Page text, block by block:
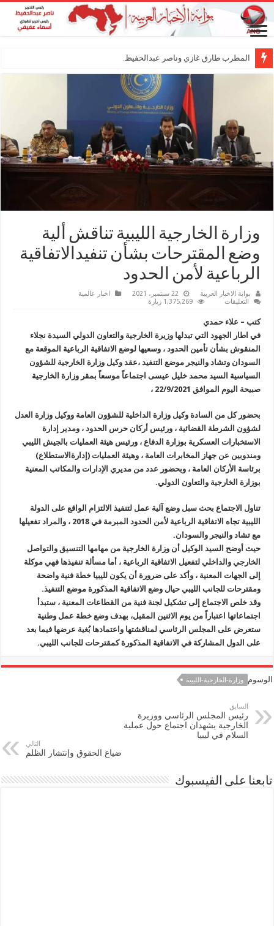
المطرب طارق غازي وناصر عبدالحفيظ.. شراكة ف
وزارة الخارجية الليبية تناقش ألية
وضع المقترحات بشأن تنفيدالاتفاقية
الرباعية لأمن الحدود
بوابة الاخبار العربية 22 سبتمبر، 2021
اخبار عالمية
التعليقات
الليبية
تناقش
ألية
وضع
المقترحات
بشأن
تنفيدالاتفاقية
الرباعية
لأمن
الحدود
1,375,269 زيارة
كتب – علاء حمدي
في اطار الجهود التي تبدلها وزيرة الخارجية والتعاون الدولي السيدة نجلاء
المنقوش بشأن تأمين الحدود ، وسعيها لوضع الاتفاقية الرباعية الموقعة مع
السودان وتشاد والنيجر موضع التنفيد ،عقد وكيل وزارة الخارجية للشؤون
السياسية السيد محمد خليل عيسى اجتماعاً موسعاً بمقر وزارة الخارجية
صبيحة اليوم الموافق 22/9/2021 ،
بحضور كل من السادة وكيل وزارة الداخلية للشؤون العامة ووكيل وزارة العدل
لشؤون الشرطة القضائية ، ورئيس أركان حرس الحدود ، ومدير إدارة
الاستخبارات العسكرية بوزارة الدفاع ، ورئيس هيئة العمليات بالجيش الليبي
ومندوبين عن جهاز المخابرات العامة ، وهيئة العمليات (إدارةالاستطلاع)
برئاسة الأركان العامة ، وبحضور عدد من مديري الإدارات والمكاتب المعنية
بوزارة الخارجية والتعاون الدولي.
تناول الاجتماع بحث سبل وضع آلية عمل لتنفيذ الالتزام الواقع على الدولة
الليبية تجاه الاتفاقية الرباعية لأمن الحدود المبرمة في 2018 ، والمراد تفعيلها
مع تشاد والنيجر والسودان.
حيث أوضح السيد الوكيل أن وزارة الخارجية من مهامها التنسيق والتواصل
الخارجي والداخلي لتفعيل الاتفاقية الرباعية ، أما مسألة تنفيذها فهي موكلة
إلى الجهات المعنية ، وأكد على ضرورة أن يكون لليبيا خطة فنية واضحة
ومقترحات للجانب الليبي حيال وضع الاتفاقية المذكورة موضع التنفيذ.
وقد خلص الاجتماع إلى تشكيل لجنة فنية من القطاعات المعنية ، ستبدأ
اجتماعاتها اعتباراً من يوم الاثنين المقبل، بهدف وضع خطة عمل وطنية
ستعرض على المجلس الرئاسي لمناقشتها واعتمادها بُغية عرضها فيما بعد
على الدول المشاركة في الاتفاقية المذكورة كمقترحات للجانب الليبي.
الوسوم وزارة-الخارجية-الليبية
السابق
رئيس المجلس الرئاسي ووزيرة
الخارجية يشهدان اجتماع حول عملية
السلام في ليبيا
التالي
ضياع الحقوق وإنتشار الظلم
تابعنا على الفيسبوك